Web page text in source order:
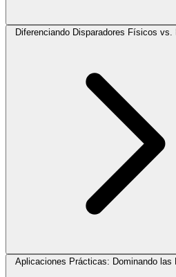
Diferenciando Disparadores Físicos vs.
Aplicaciones Prácticas: Dominando las